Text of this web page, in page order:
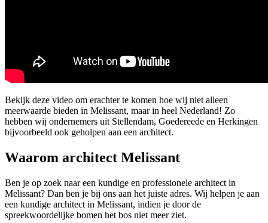
Bekijk deze video om erachter te komen hoe wij niet alleen
meerwaarde bieden in Melissant, maar in heel Nederland! Zo
hebben wij ondernemers uit Stellendam, Goedereede en Herkingen
bijvoorbeeld ook geholpen aan een architect.
Waarom architect Melissant
Ben je op zoek naar een kundige en professionele architect in
Melissant? Dan ben je bij ons aan het juiste adres. Wij helpen je aan
een kundige architect in Melissant, indien je door de
spreekwoordelijke bomen het bos niet meer ziet.